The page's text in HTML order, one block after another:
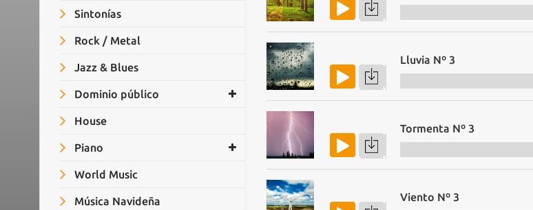
Sintonías
Rock / Metal
Jazz & Blues
Dominio público
House
Piano
World Music
Música Navideña
Lluvia Nº 3
Tormenta Nº 3
Viento Nº 3